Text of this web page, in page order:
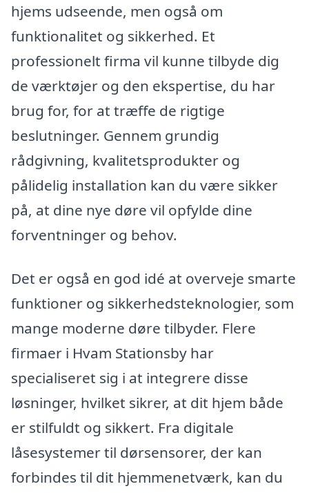
hjems udseende, men også om
funktionalitet og sikkerhed. Et
professionelt firma vil kunne tilbyde dig
de værktøjer og den ekspertise, du har
brug for, for at træffe de rigtige
beslutninger. Gennem grundig
rådgivning, kvalitetsprodukter og
pålidelig installation kan du være sikker
på, at dine nye døre vil opfylde dine
forventninger og behov.
Det er også en god idé at overveje smarte
funktioner og sikkerhedsteknologier, som
mange moderne døre tilbyder. Flere
firmaer i Hvam Stationsby har
specialiseret sig i at integrere disse
løsninger, hvilket sikrer, at dit hjem både
er stilfuldt og sikkert. Fra digitale
låsesystemer til dørsensorer, der kan
forbindes til dit hjemmenetværk, kan du